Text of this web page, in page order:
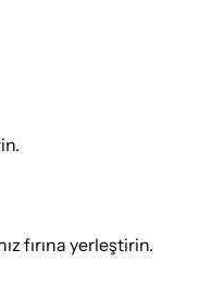
fırına yerleştirin.